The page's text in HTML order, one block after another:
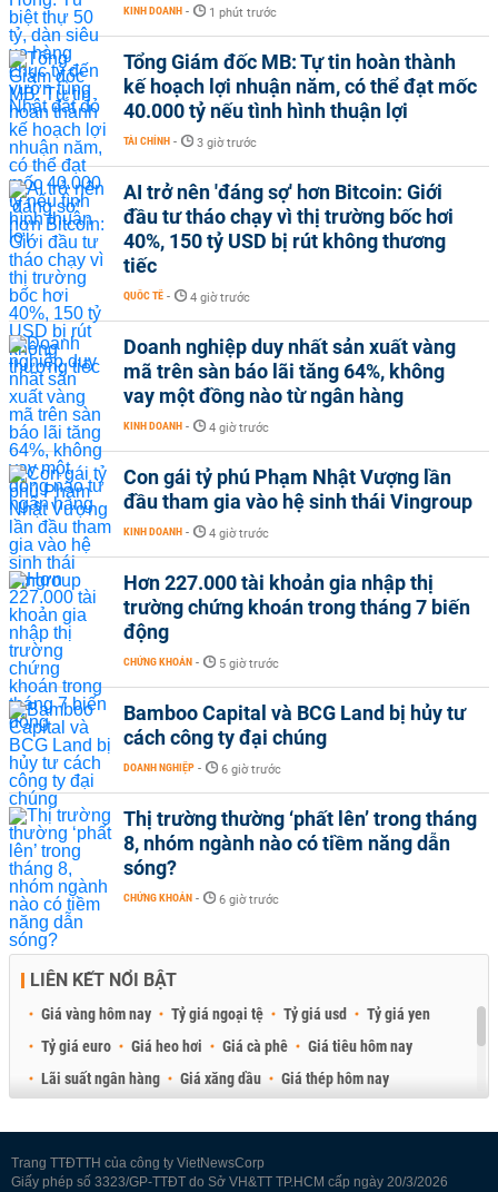
KINH DOANH - 1 phút trước
Tổng Giám đốc MB: Tự tin hoàn thành
kế hoạch lợi nhuận năm, có thể đạt mốc
40.000 tỷ nếu tình hình thuận lợi
TÀI CHÍNH - 3 giờ trước
AI trở nên 'đáng sợ' hơn Bitcoin: Giới
đầu tư tháo chạy vì thị trường bốc hơi
40%, 150 tỷ USD bị rút không thương
tiếc
QUỐC TẾ - 4 giờ trước
Doanh nghiệp duy nhất sản xuất vàng
mã trên sàn báo lãi tăng 64%, không
vay một đồng nào từ ngân hàng
KINH DOANH - 4 giờ trước
Con gái tỷ phú Phạm Nhật Vượng lần
đầu tham gia vào hệ sinh thái Vingroup
KINH DOANH - 4 giờ trước
Hơn 227.000 tài khoản gia nhập thị
trường chứng khoán trong tháng 7 biến
động
CHỨNG KHOÁN - 5 giờ trước
Bamboo Capital và BCG Land bị hủy tư
cách công ty đại chúng
DOANH NGHIỆP - 6 giờ trước
Thị trường thường ‘phất lên’ trong tháng
8, nhóm ngành nào có tiềm năng dẫn
sóng?
CHỨNG KHOÁN - 6 giờ trước
LIÊN KẾT NỔI BẬT
Giá vàng hôm nay Tỷ giá ngoại tệ Tỷ giá usd
Tỷ giá yen
Tỷ giá euro
Giá heo hơi Giá cà phê
Giá tiêu hôm nay
Lãi suất ngân hàng
Giá xăng dầu
Giá thép hôm nay
Trang TTĐTTH của công ty VietNewsCorp
Giấy phép số 3323/GP-TTĐT do Sở VH&TT TP.HCM cấp ngày 20/3/2026